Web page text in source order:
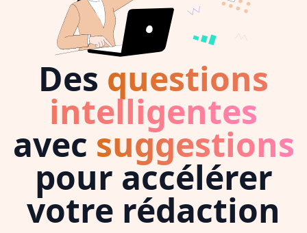
Des questions
intelligentes
avec suggestions
pour accélérer
votre rédaction